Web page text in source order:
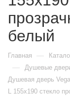
белый
Главная —
— Душевые
Душевая дверь
L 155х190 стекло